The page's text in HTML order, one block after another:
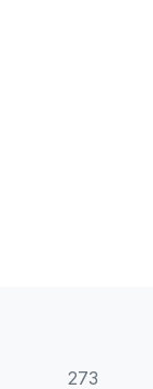
273